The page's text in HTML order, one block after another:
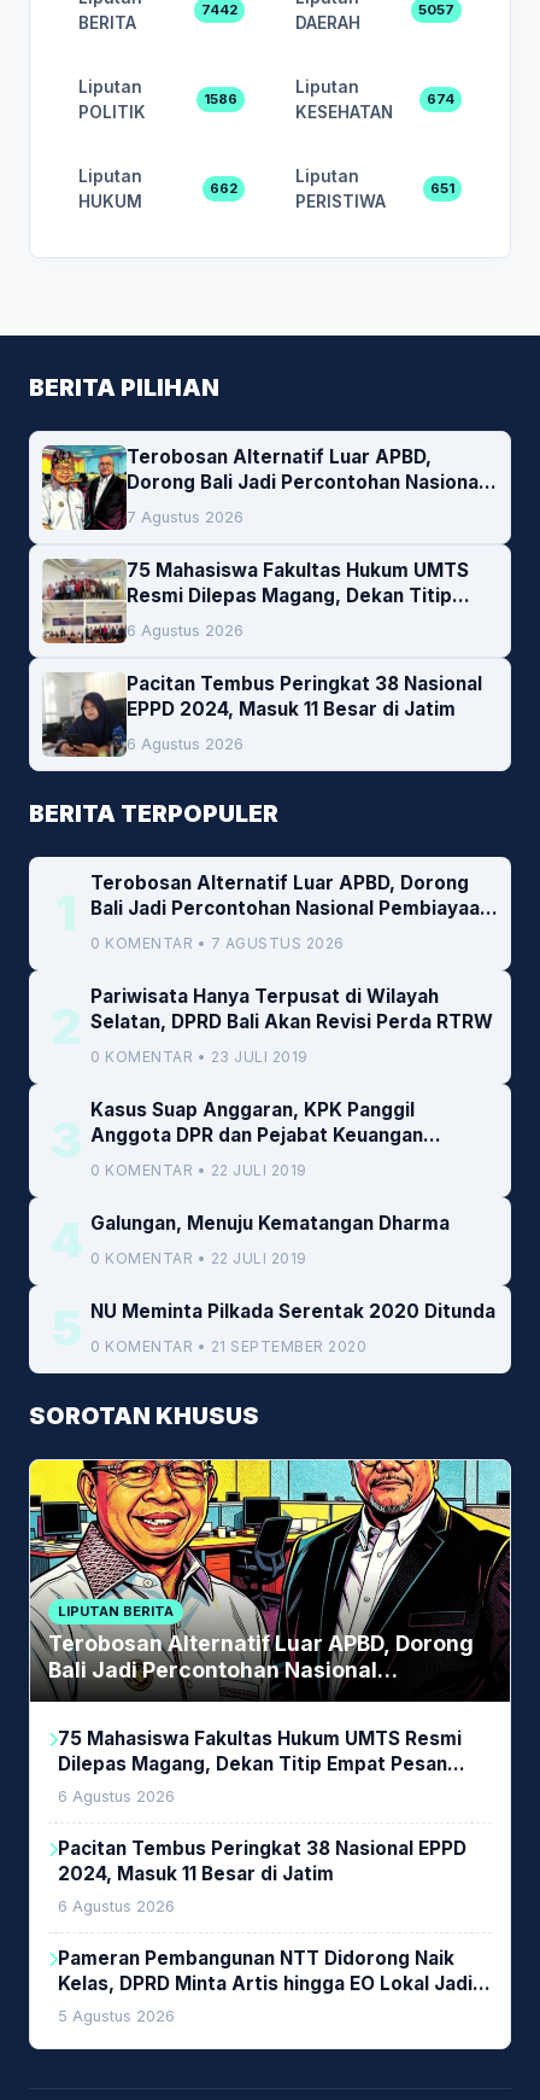
BERITA
7442
DAERAH
5057
Liputan
POLITIK
1586
Liputan
KESEHATAN
674
Liputan
HUKUM
662
Liputan
PERISTIWA
651
BERITA PILIHAN
Terobosan Alternatif Luar APBD,
Dorong Bali Jadi Percontohan Nasional
Pembiayaan Daerah
7 Agustus 2026
75 Mahasiswa Fakultas Hukum UMTS
Resmi Dilepas Magang, Dekan Titip
Empat Pesan Penting
6 Agustus 2026
Pacitan Tembus Peringkat 38 Nasional
EPPD 2024, Masuk 11 Besar di Jatim
6 Agustus 2026
BERITA TERPOPULER
1
Terobosan Alternatif Luar APBD, Dorong
Bali Jadi Percontohan Nasional Pembiayaan
Daerah
0 KOMENTAR • 7 AGUSTUS 2026
2
Pariwisata Hanya Terpusat di Wilayah
Selatan, DPRD Bali Akan Revisi Perda RTRW
0 KOMENTAR • 23 JULI 2019
3
Kasus Suap Anggaran, KPK Panggil
Anggota DPR dan Pejabat Keuangan
Kemenkeu
0 KOMENTAR • 22 JULI 2019
4 Galungan, Menuju Kematangan Dharma
0 KOMENTAR • 22 JULI 2019
5 NU Meminta Pilkada Serentak 2020 Ditunda
0 KOMENTAR • 21 SEPTEMBER 2020
SOROTAN KHUSUS
LIPUTAN BERITA
Terobosan Alternatif Luar APBD, Dorong
Bali Jadi Percontohan Nasional
Pembiayaan Daerah
75 Mahasiswa Fakultas Hukum UMTS Resmi
Dilepas Magang, Dekan Titip Empat Pesan
Penting
6 Agustus 2026
Pacitan Tembus Peringkat 38 Nasional EPPD
2024, Masuk 11 Besar di Jatim
6 Agustus 2026
Pameran Pembangunan NTT Didorong Naik
Kelas, DPRD Minta Artis hingga EO Lokal Jadi
Prioritas
5 Agustus 2026